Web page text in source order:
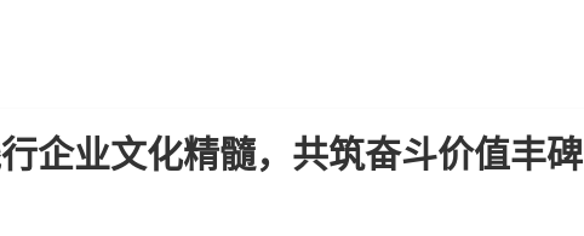
企业文化精髓，共筑奋斗价值丰碑